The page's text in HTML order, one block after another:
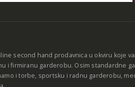
second hand prodavnica u okviru koje
i firmiranu garderobu. Osim standardne
i torbe, sportsku i radnu garderobu,